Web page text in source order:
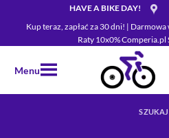
HAVE A BIKE DAY!
Kup teraz, zapłać za 30 dni! | Darmowa
Raty 10x0% Comperia.pl
Menu
SZUKAJ